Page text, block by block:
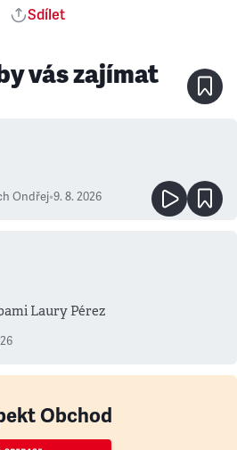
Sdílet
vás zajímat
Ondřej•9. 8. 2026
Laury Pérez
Obchod